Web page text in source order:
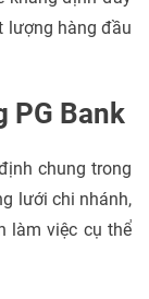
lượng hàng đầu
PG Bank
chung trong
lưới chi nhánh,
làm việc cụ thể